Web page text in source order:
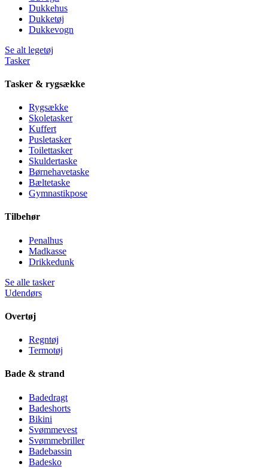
Dukkehus
Dukketøj
Dukkevogn
Se alt legetøj
Tasker
Tasker & rygsække
Rygsække
Skoletasker
Kuffert
Pusletasker
Toilettasker
Skuldertaske
Børnehavetaske
Bæltetaske
Gymnastikpose
Tilbehør
Penalhus
Madkasse
Drikkedunk
Se alle tasker
Udendørs
Overtøj
Regntøj
Termotøj
Bade & strand
Badedragt
Badeshorts
Bikini
Svømmevest
Svømmebriller
Badebassin
Badesko